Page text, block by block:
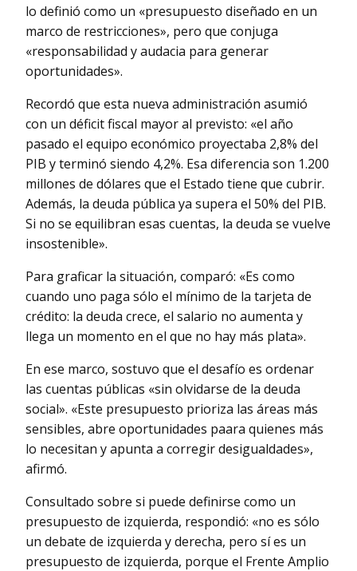
lo definió como un «presupuesto diseñado en un
marco de restricciones», pero que conjuga
«responsabilidad y audacia para generar
oportunidades».
Recordó que esta nueva administración asumió
con un déficit fiscal mayor al previsto: «el año
pasado el equipo económico proyectaba 2,8% del
PIB y terminó siendo 4,2%. Esa diferencia son 1.200
millones de dólares que el Estado tiene que cubrir.
Además, la deuda pública ya supera el 50% del PIB.
Si no se equilibran esas cuentas, la deuda se vuelve
insostenible».
Para graficar la situación, comparó: «Es como
cuando uno paga sólo el mínimo de la tarjeta de
crédito: la deuda crece, el salario no aumenta y
llega un momento en el que no hay más plata».
En ese marco, sostuvo que el desafío es ordenar
las cuentas públicas «sin olvidarse de la deuda
social». «Este presupuesto prioriza las áreas más
sensibles, abre oportunidades paara quienes más
lo necesitan y apunta a corregir desigualdades»,
afirmó.
Consultado sobre si puede definirse como un
presupuesto de izquierda, respondió: «no es sólo
un debate de izquierda y derecha, pero sí es un
presupuesto de izquierda, porque el Frente Amplio